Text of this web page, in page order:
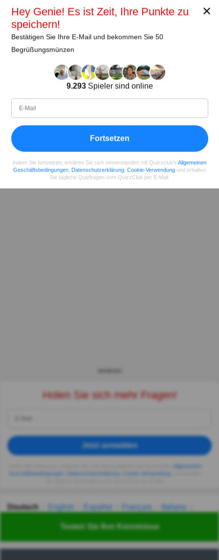
Testen Sie Ihre Kenntnisse
Autor:
Lena Strauss
Autor
11.2018
Level
99
Punktzahl
2485658
Holen Sie sich mehr Fragen!
Jetzt anmelden
Allgemeinen
Geschäftsbedingungen
Datenschutzerklärung Cookie-Verwendung
Deutsch English Español Français
Italiano
Українська हिन्दी 한국어 汉语
✕
Hey Genie! Es ist Zeit, Ihre Punkte zu
speichern!
Bestätigen Sie Ihre E-Mail und bekommen Sie 50
Begrüßungsmünzen
9.293Spieler sind online
Fortsetzen
Indem Sie fortsetzen, erklären Sie sich einverstanden mit Quizzclub's Allgemeinen
Geschäftsbedingungen Datenschutzerklärung Cookie-Verwendung und erhalten
Sie tägliche Quizfragen vom QuizzClub per E-Mail.